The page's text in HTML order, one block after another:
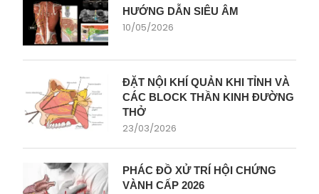
HƯỚNG DẪN SIÊU ÂM
10/05/2026
ĐẶT NỘI KHÍ QUẢN KHI TỈNH VÀ
CÁC BLOCK THẦN KINH ĐƯỜNG
THỞ
23/03/2026
PHÁC ĐỒ XỬ TRÍ HỘI CHỨNG
VÀNH CẤP 2026